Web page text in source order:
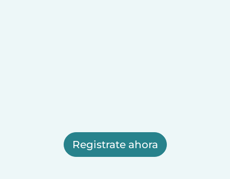
Registrate ahora